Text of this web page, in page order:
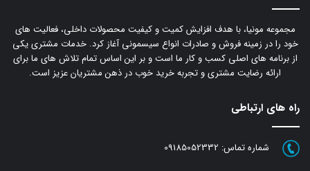
مجموعه مونیا، با هدف افزایش کمیت و کیفیت محصولات داخلی، فعالیت های
خود را در زمینه فروش و صادرات انواع سیسمونی آغاز کرد. خدمات مشتری یکی
از برنامه های اصلی کسب و کار ما است و بر این اساس تمام تلاش های ما برای
ارائه رضایت مشتری و تجربه خرید خوب در ذهن مشتریان عزیز است.
راه های ارتباطی
شماره تماس: 09185052332